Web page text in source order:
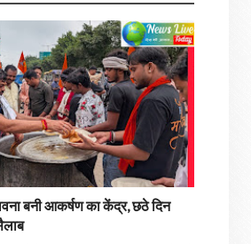
बनी आकर्षण का केंद्र, छठे दिन